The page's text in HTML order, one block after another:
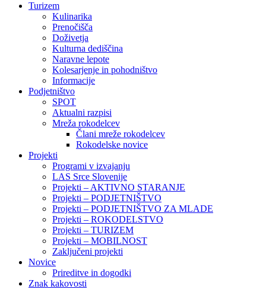
Turizem
Kulinarika
Prenočišča
Doživetja
Kulturna dediščina
Naravne lepote
Kolesarjenje in pohodništvo
Informacije
Podjetništvo
SPOT
Aktualni razpisi
Mreža rokodelcev
Člani mreže rokodelcev
Rokodelske novice
Projekti
Programi v izvajanju
LAS Srce Slovenije
Projekti – AKTIVNO STARANJE
Projekti – PODJETNIŠTVO
Projekti – PODJETNIŠTVO ZA MLADE
Projekti – ROKODELSTVO
Projekti – TURIZEM
Projekti – MOBILNOST
Zaključeni projekti
Novice
Prireditve in dogodki
Znak kakovosti